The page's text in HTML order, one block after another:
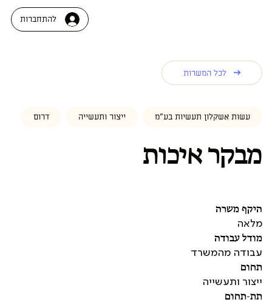
להתחברות
לכל המשרות
מבקר איכות
עשות אשקלון תעשיות בע"מ ייצור ותעשייה דרום
היקף משרה
מלאה
מודל עבודה
עבודה מהמשרד
תחום
ייצור ותעשייה
תת-תחום